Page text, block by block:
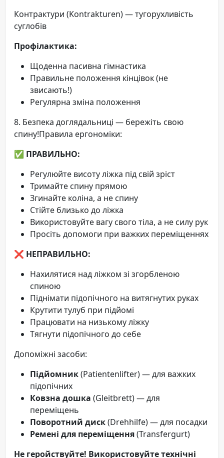
Контрактури (Kontrakturen) — тугорухливість
суглобів
Профілактика:
Щоденна пасивна гімнастика
Правильне положення кінцівок (не
звисають!)
Регулярна зміна положення
8. Безпека доглядальниці — бережіть свою
спину!Правила ергономіки:
✅ ПРАВИЛЬНО:
Регулюйте висоту ліжка під свій зріст
Тримайте спину прямою
Згинайте коліна, а не спину
Стійте близько до ліжка
Використовуйте вагу свого тіла, а не силу рук
Просіть допомоги при важких переміщеннях
❌ НЕПРАВИЛЬНО:
Нахилятися над ліжком зі згорбленою
спиною
Піднімати підопічного на витягнутих руках
Крутити тулуб при підйомі
Працювати на низькому ліжку
Тягнути підопічного до себе
Допоміжні засоби:
Підйомник(Patientenlifter) — для важких
підопічних
Ковзна дошка (Gleitbrett) — для
переміщень
Поворотний диск(Drehhilfe) — для посадки
Ремені для переміщення(Transfergurt)
Не геройствуйте! Використовуйте технічні